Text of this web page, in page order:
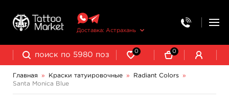
Доставка: Астрахань
0 0
Главная » Краски татуировочные » Radiant Colors
»
Santa Monica Blue